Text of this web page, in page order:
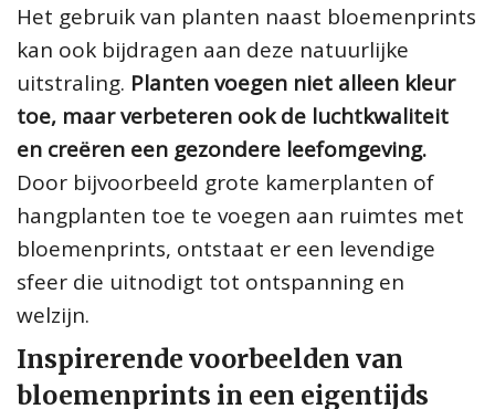
Het gebruik van planten naast bloemenprints
kan ook bijdragen aan deze natuurlijke
uitstraling. Planten voegen niet alleen kleur
toe, maar verbeteren ook de luchtkwaliteit
en creëren een gezondere leefomgeving.
Door bijvoorbeeld grote kamerplanten of
hangplanten toe te voegen aan ruimtes met
bloemenprints, ontstaat er een levendige
sfeer die uitnodigt tot ontspanning en
welzijn.
Inspirerende voorbeelden van
bloemenprints in een eigentijds